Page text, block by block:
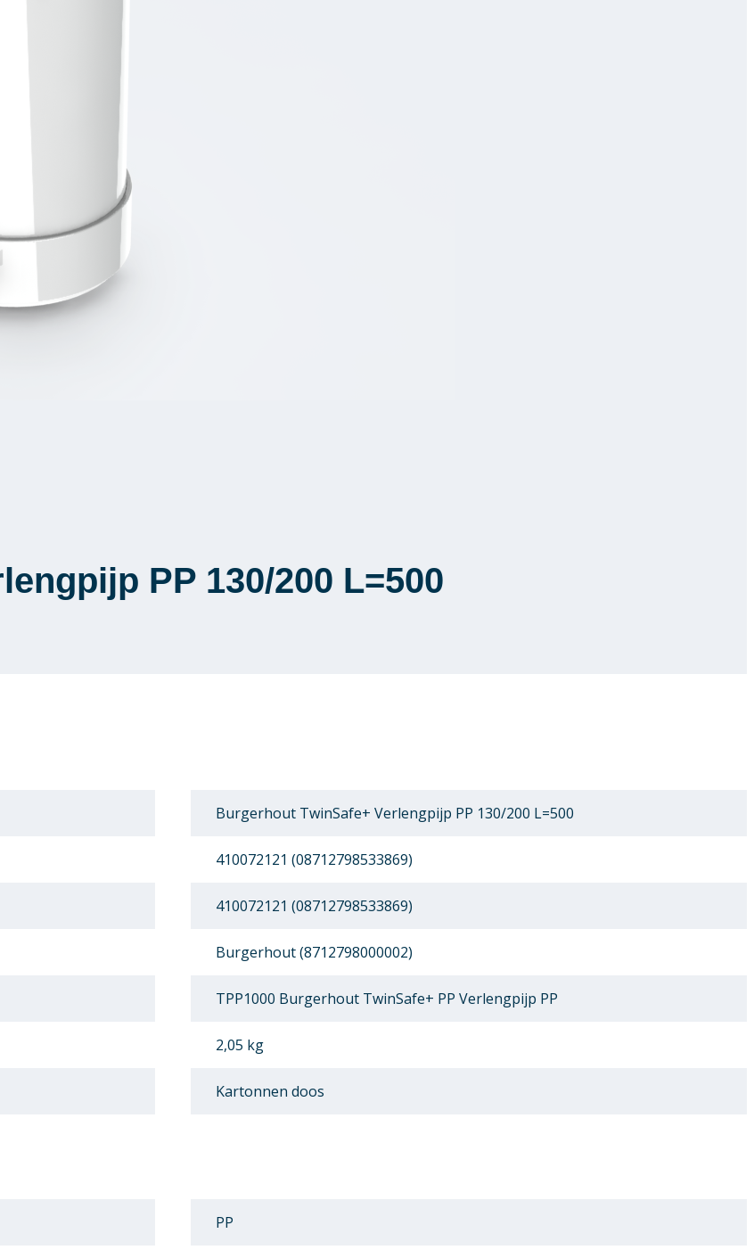
PP 130/200 L=500
Burgerhout TwinSafe+ Verlengpijp PP 130/200 L=500
410072121 (08712798533869)
410072121 (08712798533869)
Burgerhout (8712798000002)
TPP1000 Burgerhout TwinSafe+ PP Verlengpijp PP
2,05 kg
Kartonnen doos
PP